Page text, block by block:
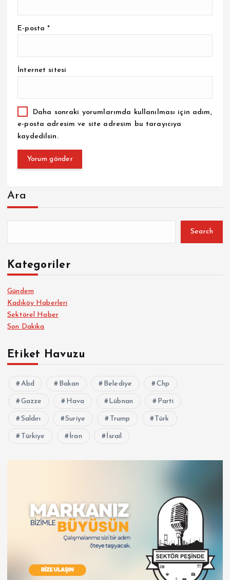
E-posta*
İnternet sitesi
Daha sonraki yorumlarımda kullanılması için adım,
e-posta adresim ve site adresim bu tarayıcıya
kaydedilsin.
Ara
Search
Kategoriler
Gündem
Kadıköy Haberleri
Sektörel Haber
Son Dakika
Etiket Havuzu
Abd Bakan Belediye Chp
Gazze Hava Lübnan Parti
Saldırı Suriye Trump Türk
Türkiye İran İsrail